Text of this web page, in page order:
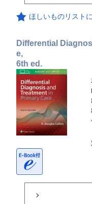
ほしいものリスト
Differential
e,
6th ed.